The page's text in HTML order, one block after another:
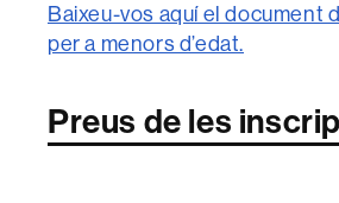
Baixeu-vos aquí el document
per a menors d’edat.
Preus de les